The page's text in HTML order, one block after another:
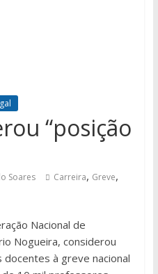
“posição
Soares Carreira, Greve,
Nacional de
Nogueira, considerou
à greve nacional